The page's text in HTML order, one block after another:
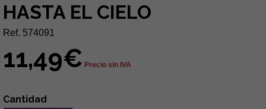
HASTA EL CIELO
Ref. 574091
11,49€ Precio sin IVA
Cantidad